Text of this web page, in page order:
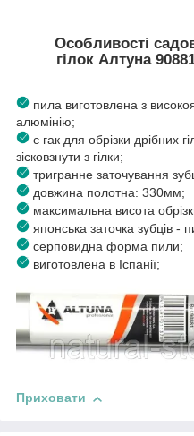
Особливості
гілок Алтуна
пила виготовлена з
алюмінію;
є гак для обрізки дрібних
зісковзнути з гілки;
тригранне заточування
довжина полотна: 330мм;
максимальна висота
японська заточка зубців -
серповидна форма пили;
виготовлена в Іспанії;
Приховати